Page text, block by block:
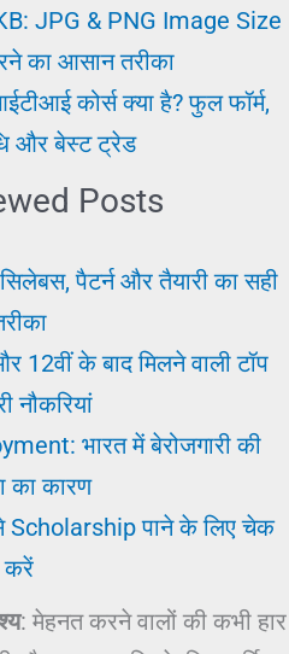
JPG & PNG Image Size
का आसान तरीका
कोर्स क्या है? फुल फॉर्म,
और बेस्ट ट्रेड
Posts
पैटर्न और तैयारी का सही
के बाद मिलने वाली टॉप
नौकरियां
भारत में बेरोजगारी की
का कारण
पाने के लिए चेक
करें
: मेहनत करने वालों की कभी हार